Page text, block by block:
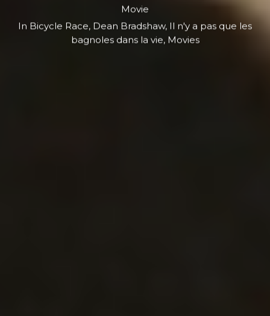
Movie
In Bicycle Race, Dean Bradshaw, Il n'y a pas que les
bagnoles dans la vie, Movies